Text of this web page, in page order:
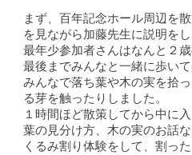
まず、百年記念ホール周辺を
を見ながら加藤先生に説明をし
最年少参加者さんはなんと２
最後までみんなと一緒に歩いて
みんなで落ち葉や木の実を拾
る芽を触ったりしました。
１時間ほど散策してから中に
葉の見分け方、木の実のお話な
くるみ割り体験をして、割っ